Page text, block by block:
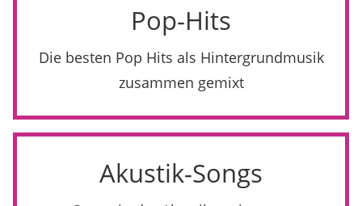
Pop-Hits
Die besten Pop Hits als Hintergrundmusik
zusammen gemixt
Akustik-Songs